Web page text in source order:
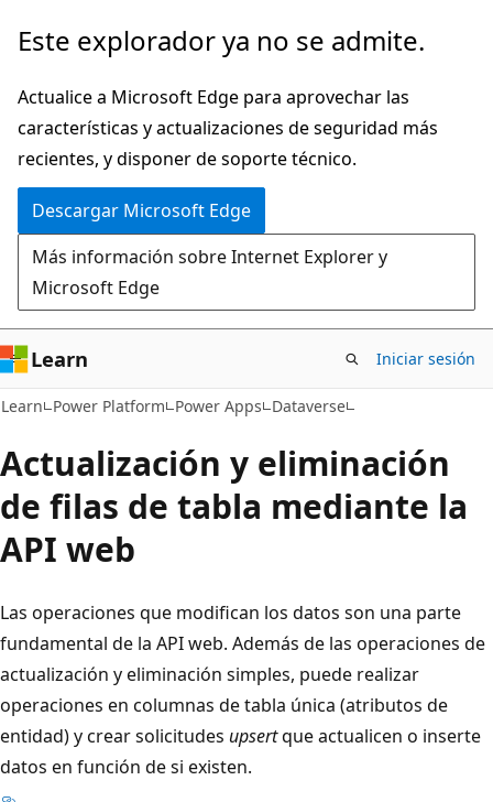
Ir
contenido
principal
Este explorador ya no se admite.
Actualice a Microsoft Edge para aprovechar las
características y actualizaciones de seguridad más
recientes, y disponer de soporte técnico.
Descargar Microsoft Edge
Más información sobre Internet Explorer y
Microsoft Edge
Learn Iniciar sesión
Learn Power Platform Power Apps Dataverse
Actualización y eliminación
de filas de tabla mediante la
API web
Las operaciones que modifican los datos son una parte
fundamental de la API web. Además de las operaciones de
actualización y eliminación simples, puede realizar
operaciones en columnas de tabla única (atributos de
entidad) y crear solicitudes upsertque actualicen o inserte
datos en función de si existen.